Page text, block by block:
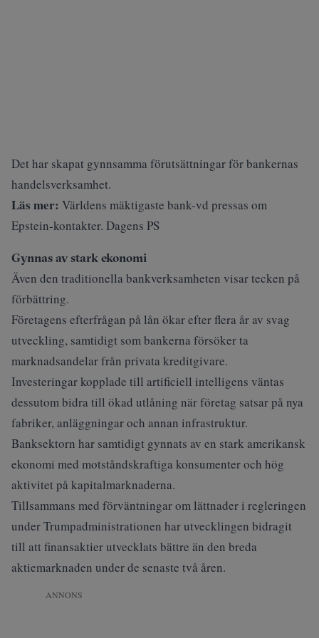
Det har skapat gynnsamma förutsättningar för bankernas
handelsverksamhet.
Läs mer: Världens mäktigaste bank-vd pressas om
Epstein-kontakter. Dagens PS
Gynnas av stark ekonomi
Även den traditionella bankverksamheten visar tecken på
förbättring.
Företagens efterfrågan på lån ökar efter flera år av svag
utveckling, samtidigt som bankerna försöker ta
marknadsandelar från privata kreditgivare.
Investeringar kopplade till artificiell intelligens väntas
dessutom bidra till ökad utlåning när företag satsar på nya
fabriker, anläggningar och annan infrastruktur.
Banksektorn har samtidigt gynnats av en stark amerikansk
ekonomi med motståndskraftiga konsumenter och hög
aktivitet på kapitalmarknaderna.
Tillsammans med förväntningar om lättnader i regleringen
under Trumpadministrationen har utvecklingen bidragit
till att finansaktier utvecklats bättre än den breda
aktiemarknaden under de senaste två åren.
ANNONS